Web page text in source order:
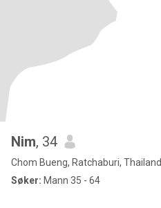
Nim, 34
Chom Bueng, Ratchaburi, Thailand
Søker: Mann 35 - 64